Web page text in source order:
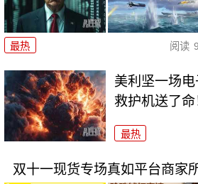
最热 阅读
美利坚一场
救护机送了命
最热
双十一现货专场真如平台商家